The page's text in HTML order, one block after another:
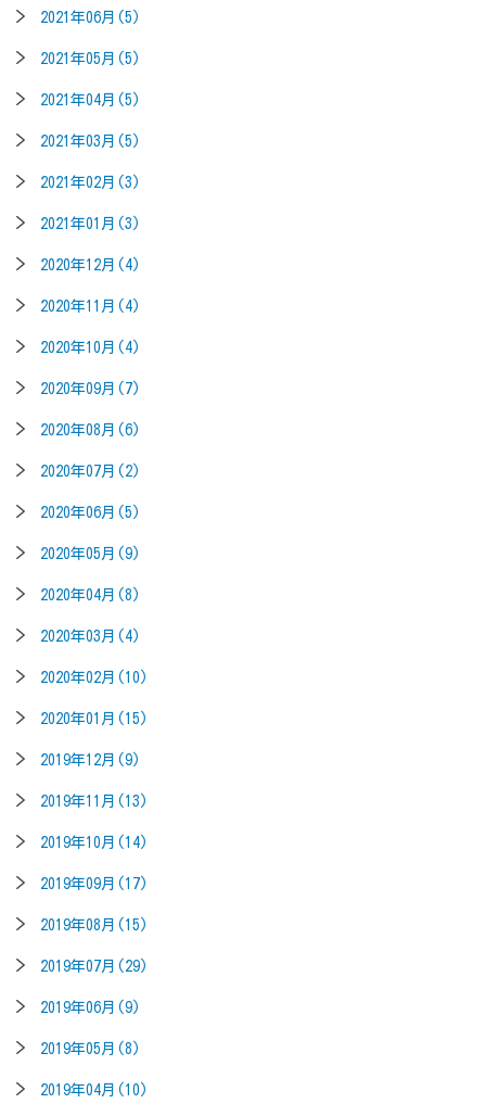
2021年06月(5)
2021年05月(5)
2021年04月(5)
2021年03月(5)
2021年02月(3)
2021年01月(3)
2020年12月(4)
2020年11月(4)
2020年10月(4)
2020年09月(7)
2020年08月(6)
2020年07月(2)
2020年06月(5)
2020年05月(9)
2020年04月(8)
2020年03月(4)
2020年02月(10)
2020年01月(15)
2019年12月(9)
2019年11月(13)
2019年10月(14)
2019年09月(17)
2019年08月(15)
2019年07月(29)
2019年06月(9)
2019年05月(8)
2019年04月(10)